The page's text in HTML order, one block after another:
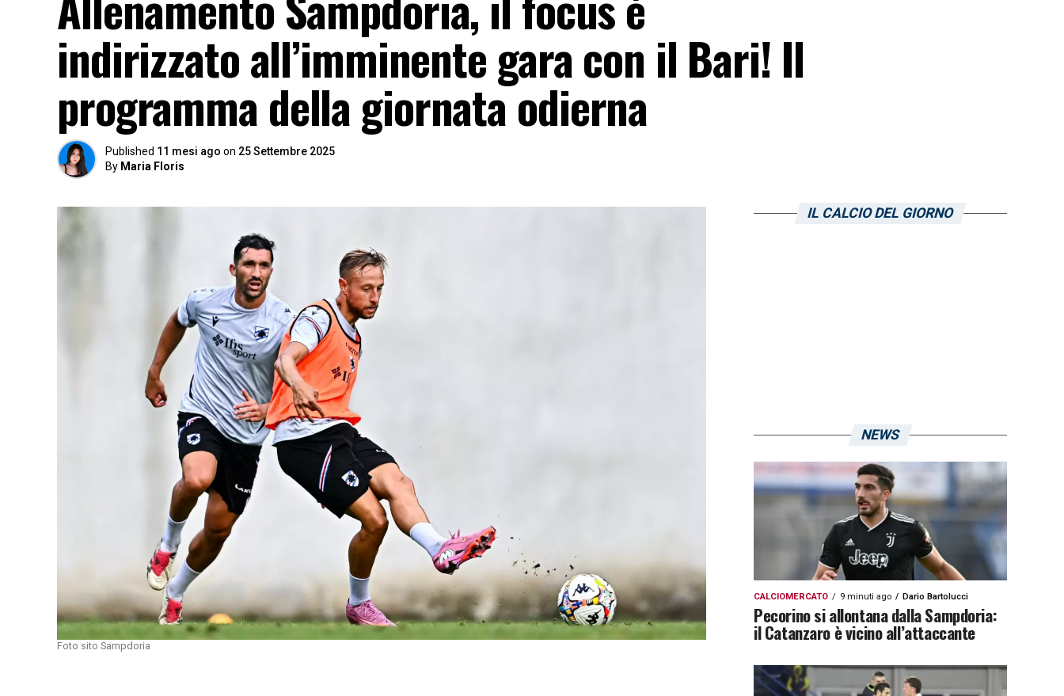
indirizzato all’imminente gara con il Bari! Il
programma della giornata odierna
Published 11 mesi ago on 25 Settembre 2025
By Maria Floris
Foto sito Sampdoria
IL CALCIO DEL GIORNO
NEWS
CALCIOMERCATO 9 minuti ago Dario Bartolucci
Pecorino si allontana dalla Sampdoria:
il Catanzaro è vicino all’attaccante